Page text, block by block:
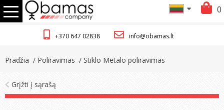
+370 647 02838 info@obamas.lt
0
Pradžia / Poliravimas / Stiklo Metalo poliravimas
Grįžti į sąrašą